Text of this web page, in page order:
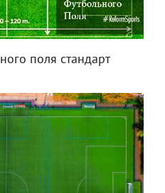
поля стандарт